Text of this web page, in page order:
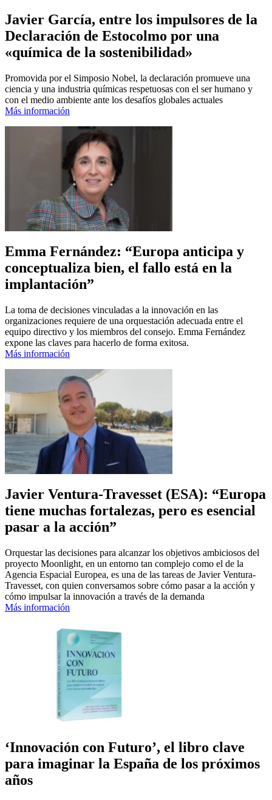
Javier García, entre los impulsores de la
Declaración de Estocolmo por una
«química de la sostenibilidad»
Promovida por el Simposio Nobel, la declaración promueve una
ciencia y una industria químicas respetuosas con el ser humano y
con el medio ambiente ante los desafíos globales actuales
Más información
Emma Fernández: “Europa anticipa y
conceptualiza bien, el fallo está en la
implantación”
La toma de decisiones vinculadas a la innovación en las
organizaciones requiere de una orquestación adecuada entre el
equipo directivo y los miembros del consejo. Emma Fernández
expone las claves para hacerlo de forma exitosa.
Más información
Javier Ventura-Travesset (ESA): “Europa
tiene muchas fortalezas, pero es esencial
pasar a la acción”
Orquestar las decisiones para alcanzar los objetivos ambiciosos del
proyecto Moonlight, en un entorno tan complejo como el de la
Agencia Espacial Europea, es una de las tareas de Javier Ventura-
Travesset, con quien conversamos sobre cómo pasar a la acción y
cómo impulsar la innovación a través de la demanda
Más información
‘Innovación con Futuro’, el libro clave
para imaginar la España de los próximos
años